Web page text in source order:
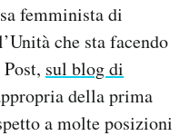
femminista di
che sta facendo
sul blog di
della prima
a molte posizioni